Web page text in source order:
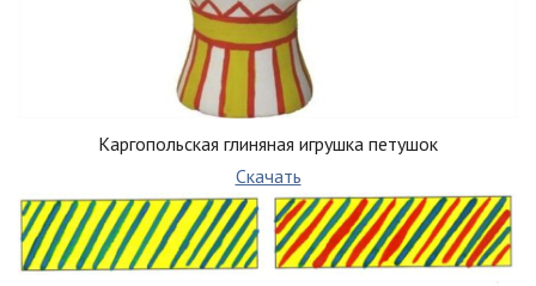
Каргопольская глиняная игрушка петушок
Скачать